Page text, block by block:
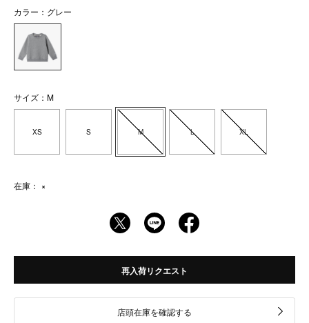
カラー：グレー
サイズ：M
XS S M L XL
在庫： ×
再入荷リクエスト
店頭在庫を確認する